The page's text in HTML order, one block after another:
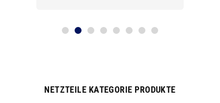
NETZTEILE KATEGORIE PRODUKTE